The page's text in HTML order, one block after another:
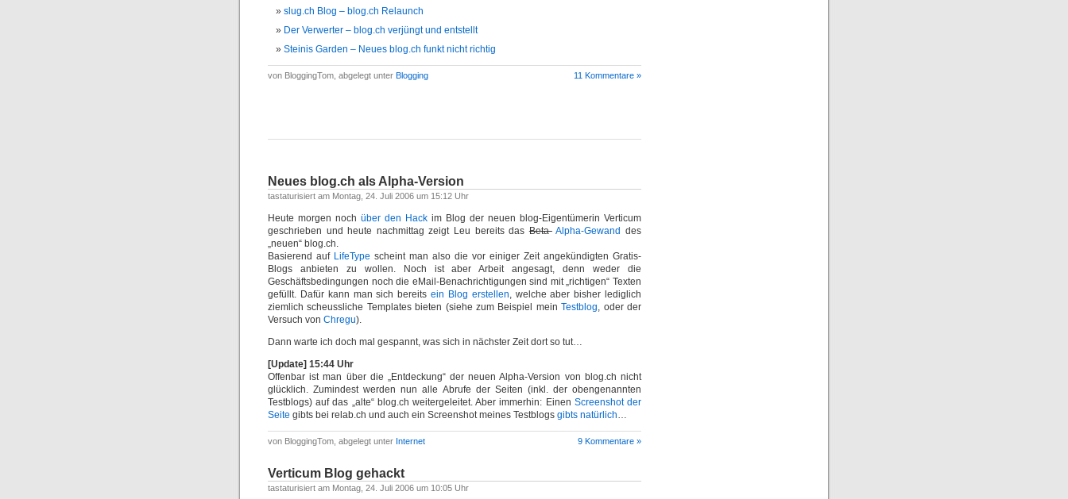
slug.ch Blog – blog.ch Relaunch
Der Verwerter – blog.ch verjüngt und entstellt
Steinis Garden – Neues blog.ch funkt nicht richtig
von BloggingTom, abgelegt unter Blogging 11 Kommentare »
Neues blog.ch als Alpha-Version
tastaturisiert am Montag, 24. Juli 2006 um 15:12 Uhr
Heute morgen noch über den Hack im Blog der neuen blog-Eigentümerin Verticum
geschrieben und heute nachmittag zeigt Leu bereits dasBeta- Alpha-Gewand des
„neuen“ blog.ch.
Basierend auf LifeType scheint man also die vor einiger Zeit angekündigten Gratis-
Blogs anbieten zu wollen. Noch ist aber Arbeit angesagt, denn weder die
Geschäftsbedingungen noch die eMail-Benachrichtigungen sind mit „richtigen“ Texten
gefüllt. Dafür kann man sich bereits ein Blog erstellen, welche aber bisher lediglich
ziemlich scheussliche Templates bieten (siehe zum Beispiel meinTestblog, oder der
Versuch von Chregu).
Dann warte ich doch mal gespannt, was sich in nächster Zeit dort so tut…
[Update] 15:44 Uhr
Offenbar ist man über die „Entdeckung“ der neuen Alpha-Version von blog.ch nicht
glücklich. Zumindest werden nun alle Abrufe der Seiten (inkl. der obengenannten
Testblogs) auf das „alte“ blog.ch weitergeleitet. Aber immerhin: Einen Screenshot der
Seite gibts bei relab.ch und auch ein Screenshot meines Testblogs gibts natürlich…
von BloggingTom, abgelegt unter Internet 9 Kommentare »
Verticum Blog gehackt
tastaturisiert am Montag, 24. Juli 2006 um 10:05 Uhr